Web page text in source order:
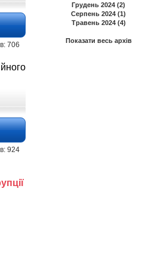
Грудень 2024 (2)
Серпень 2024 (1)
Травень 2024 (4)
Показати весь архів
706
924